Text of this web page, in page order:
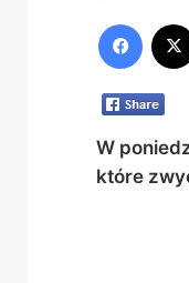
W
które